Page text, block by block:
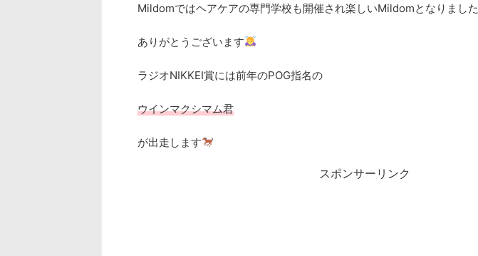
Mildomではヘアケアの専門学校も開催され楽しいMildomとなりました
ありがとうございます
ラジオNIKKEI賞には前年のPOG指名の
ウインマクシマム君
が出走します
スポンサーリンク